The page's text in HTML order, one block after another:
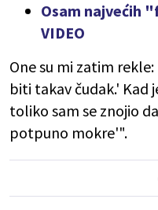
Osam najvećih
VIDEO
One su mi zatim
biti takav čudak.' Kad
toliko sam se znojio
potpuno mokre'".